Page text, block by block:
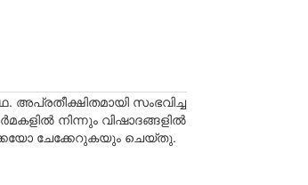
അപ്രതീക്ഷിതമായി സംഭവിച്ച
നിന്നും വിഷാദങ്ങളിൽ
ചേക്കേറുകയും ചെയ്തു.